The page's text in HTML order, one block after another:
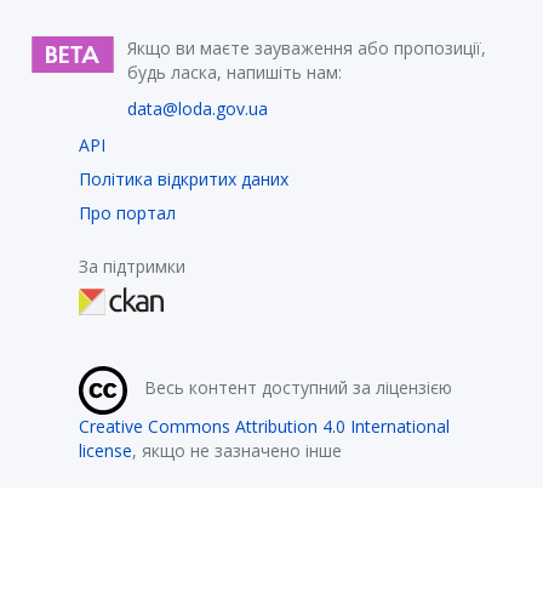
Якщо ви маєте зауваження або пропозиції,
будь ласка, напишіть нам:
data@loda.gov.ua
API
Політика відкритих даних
Про портал
За підтримки
Весь контент доступний за ліцензією
Creative Commons Attribution 4.0 International
license, якщо не зазначено інше